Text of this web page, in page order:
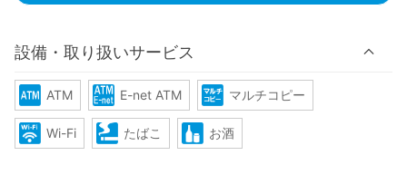
設備・取り扱いサービス
ATM E-net ATM マルチコピー
Wi-Fi たばこ お酒